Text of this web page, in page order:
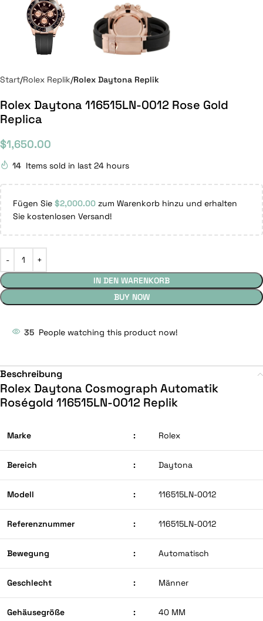
Start Rolex Replik Rolex Daytona Replik
Rolex Daytona 116515LN-0012 Rose Gold
Replica
$1,650.00
14 Items sold in last 24 hours
Fügen Sie $2,000.00 zum Warenkorb hinzu und erhalten
Sie kostenlosen Versand!
IN DEN WARENKORB
BUY NOW
35 People watching this product now!
Beschreibung
Rolex Daytona Cosmograph Automatik
Roségold 116515LN-0012 Replik
Marke : Rolex
Bereich : Daytona
Modell : 116515LN-0012
Referenznummer : 116515LN-0012
Bewegung : Automatisch
Geschlecht : Männer
Gehäusegröße : 40 MM